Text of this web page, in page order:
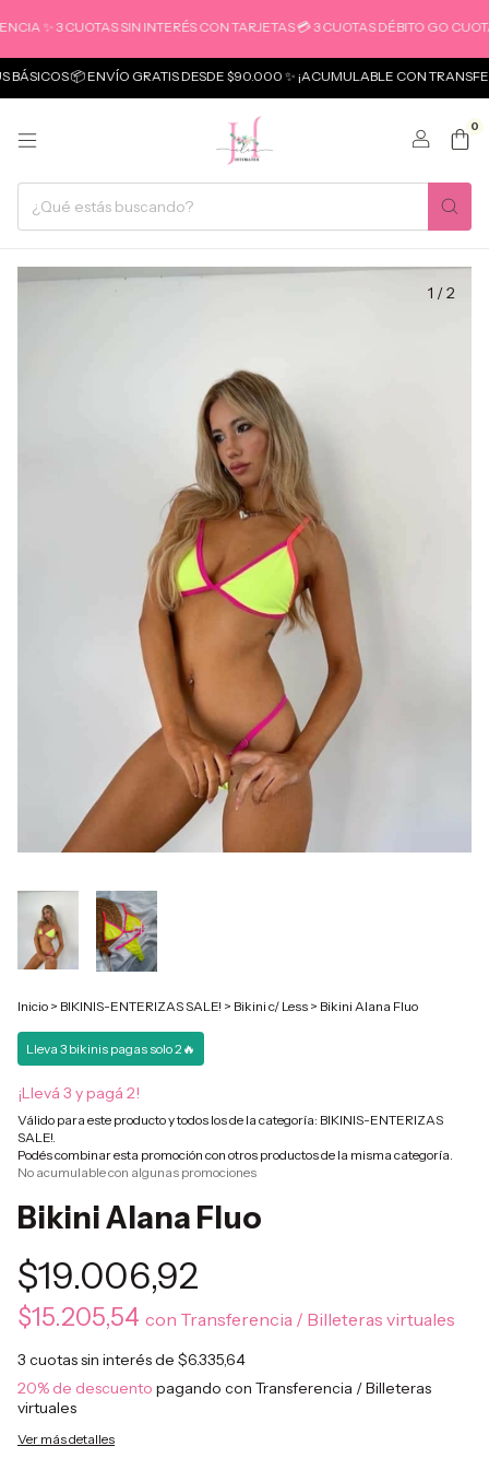
3 CUOTAS SIN INTERÉS CON TARJETAS 💳 3 CUOTAS DÉBITO GO CUOTAS
📦 ENVÍO GRATIS DESDE $90.000 ✨ ¡ACUMULABLE CON
0
1 /2
Inicio > BIKINIS-ENTERIZAS SALE! > Bikini c/ Less > Bikini Alana Fluo
Lleva 3 bikinis pagas solo 2🔥
¡Llevá 3 y pagá 2!
Válido para este producto y todos los de la categoría: BIKINIS-ENTERIZAS
SALE!.
Podés combinar esta promoción con otros productos de la misma categoría.
No acumulable con algunas promociones
Bikini Alana Fluo
$19.006,92
$15.205,54 con Transferencia / Billeteras virtuales
3 cuotas sin interés de $6.335,64
20% de descuento pagando con Transferencia / Billeteras
virtuales
Ver más detalles